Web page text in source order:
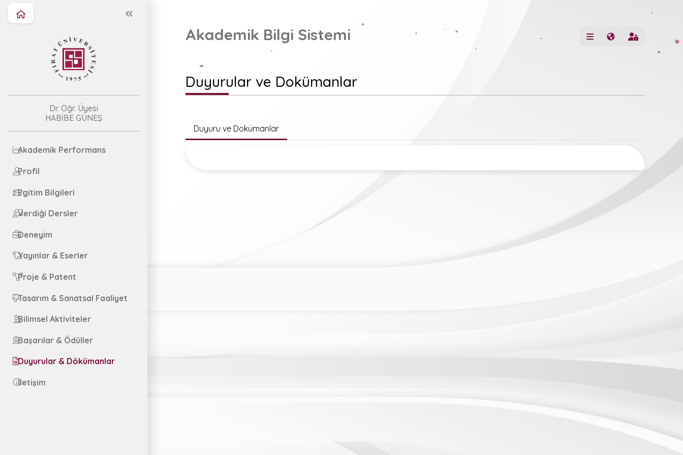
Dr. Öğr. Üyesi
HABİBE GÜNEŞ
Akademik Performans
Profil
Egitim Bilgileri
Verdiği Dersler
Deneyim
Yayınlar & Eserler
Proje & Patent
Tasarım & Sanatsal Faaliyet
Bilimsel Aktiviteler
Başarılar & Ödüller
Duyurular & Dökümanlar
İletişim
Akademik Bilgi Sistemi
Duyurular ve Dokümanlar
Duyuru ve Dokümanlar